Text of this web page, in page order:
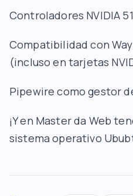
Controladores NVIDIA
Compatibilidad con
(incluso en tarjetas
Pipewire como gestor
¡Y en Master da Web
sistema operativo